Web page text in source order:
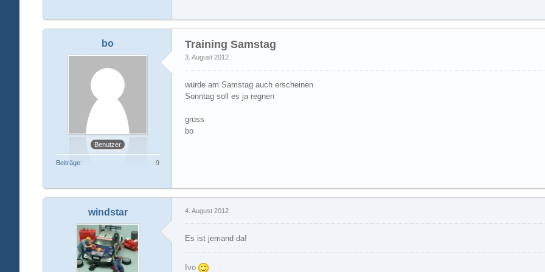
bo
Benutzer
Beiträge 9
Training Samstag
3. August 2012
würde am Samstag auch erscheinen
Sonntag soll es ja regnen
gruss
bo
windstar 4. August 2012
Es ist jemand da!
Ivo